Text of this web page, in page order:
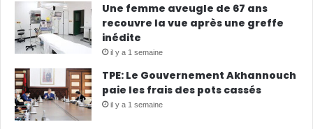
Une femme aveugle de 67 ans
recouvre la vue après une greffe
inédite
il y a 1 semaine
TPE: Le Gouvernement Akhannouch
paie les frais des pots cassés
il y a 1 semaine